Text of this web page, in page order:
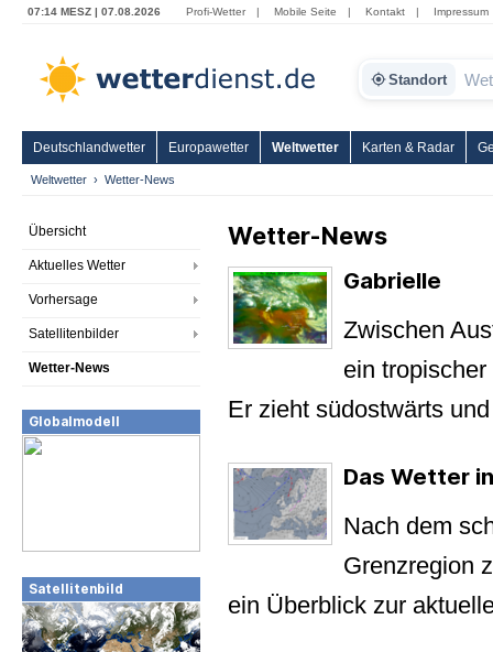
07:14 MESZ | 07.08.2026 Profi-Wetter | Mobile Seite | Kontakt | Impressum
Standort
Deutschlandwetter Europawetter Weltwetter Karten & Radar
Weltwetter Wetter-News
Übersicht
Aktuelles Wetter
Vorhersage
Satellitenbilder
Wetter-News
Globalmodell
Satellitenbild
Wetter-News
Gabrielle
Zwischen
ein
Er zieht südostwärts
Das Wetter
Nach dem
Grenzregion
ein Überblick zur